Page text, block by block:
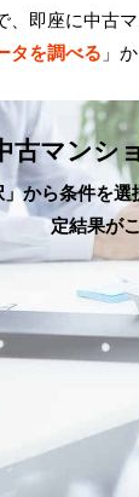
、即座に中古
タを調べる 」
古マンシ
」から条件を
定結果が